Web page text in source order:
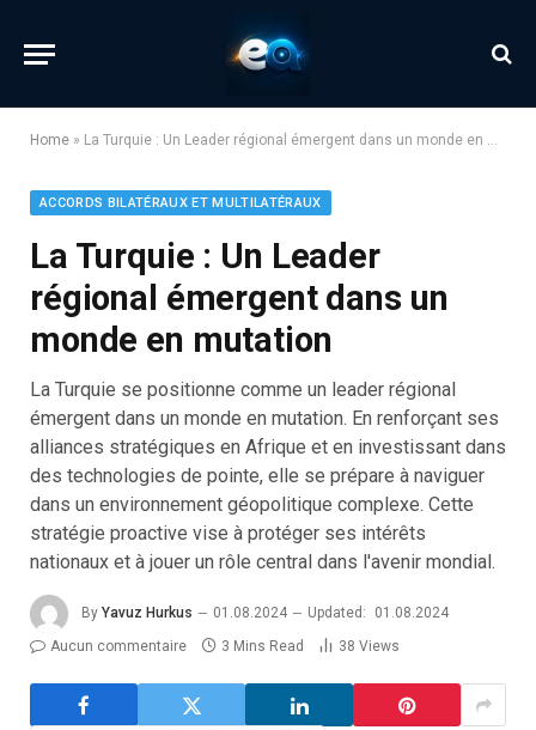
Home » La Turquie : Un Leader régional émergent dans un monde en mutation
ACCORDS BILATÉRAUX ET MULTILATÉRAUX
La Turquie : Un Leader
régional émergent dans un
monde en mutation
La Turquie se positionne comme un leader régional
émergent dans un monde en mutation. En renforçant ses
alliances stratégiques en Afrique et en investissant dans
des technologies de pointe, elle se prépare à naviguer
dans un environnement géopolitique complexe. Cette
stratégie proactive vise à protéger ses intérêts
nationaux et à jouer un rôle central dans l'avenir mondial.
By Yavuz Hurkus 01.08.2024 Updated:
01.08.2024
Aucun commentaire
3 Mins Read 38 Views